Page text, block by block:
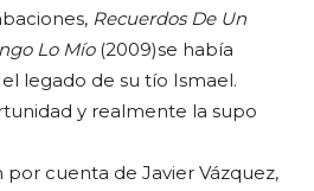
Recuerdos De Un
Lo Mío(2009)se había
legado de su tío Ismael.
y realmente la supo
cuenta de Javier Vázquez,